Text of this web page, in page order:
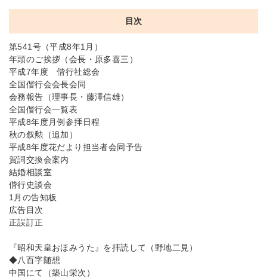
目次
第541号（平成8年1月）
年頭のご挨拶（会長・原多喜三）
平成7年度 偕行社総会
全国偕行会会長会同
会務報告（理事長・藤澤信雄）
全国偕行会一覧表
平成8年度月例参拝日程
秋の叙勲（追加）
平成8年度花だより担当者会同予告
賀詞交換会案内
結婚相談室
偕行史談会
1月の告知板
広告目次
正誤訂正
『昭和天皇おほみうた』を拝読して（野地二見）
◆八百字随想
中国にて（築山栄次）